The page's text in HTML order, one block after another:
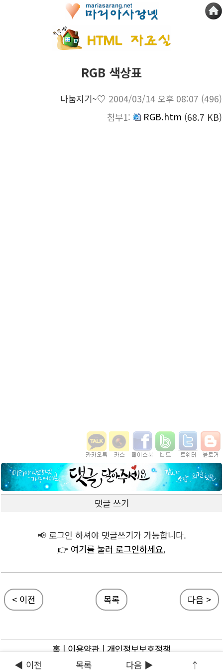
RGB 색상표
나눔지기~♡ 2004/03/14 오후 08:07 (496)
첨부1:
RGB.htm (68.7 KB)
댓글 쓰기
📢 로그인 하셔야 댓글쓰기가 가능합니다.
👉 여기를 눌러 로그인하세요.
< 이전 목록 다음 >
홈|이용약관|개인정보보호정책
ⓒ 마리아사랑넷
◀ 이전 목록 다음 ▶ ↑